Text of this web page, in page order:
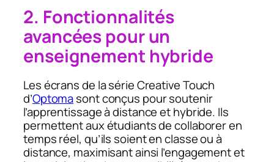
2. Fonctionnalités
avancées pour un
enseignement hybride
Les écrans de la série Creative Touch
d’Optomasont conçus pour soutenir
l’apprentissage à distance et hybride. Ils
permettent aux étudiants de collaborer en
temps réel, qu’ils soient en classe ou à
distance, maximisant ainsi l’engagement et